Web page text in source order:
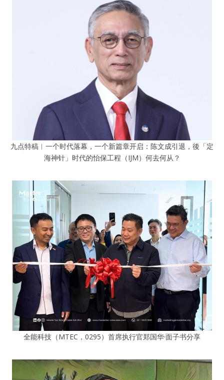
九点特稿︱一个时代落幕，一个新篇章开启：陈文成引退，後「定
海神针」时代的怡保工程（IJM）何去何从？
全能科技（MTEC，0295）首席执行官郑国华·面子书分享